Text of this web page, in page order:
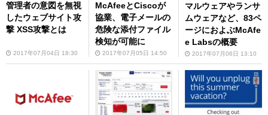
管理者の意図を無視
したウェブサイト攻
撃 XSS攻撃とは
2017年07月04日 18:30
McAfeeとCiscoが
協業、電子メールの
危険な添付ファイル
検知が可能に
2017年07月05日 14:50
マルウェアやランサ
ムウェアなど、83ペ
ージにおよぶMcAfe
e Labsの概要
2017年07月06日 13:10